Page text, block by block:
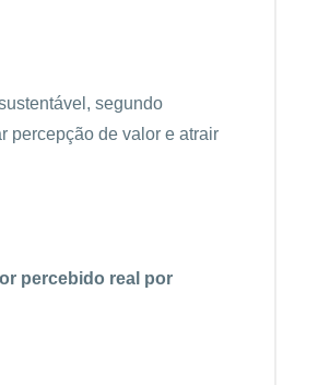
segundo
percepção de valor e atrair
percebido real por